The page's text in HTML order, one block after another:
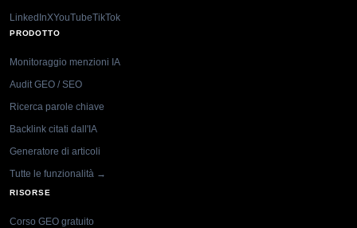
LinkedInXYouTubeTikTok
PRODOTTO
Monitoraggio menzioni IA
Audit GEO / SEO
Ricerca parole chiave
Backlink citati dall'IA
Generatore di articoli
Tutte le funzionalità →
RISORSE
Corso GEO gratuito